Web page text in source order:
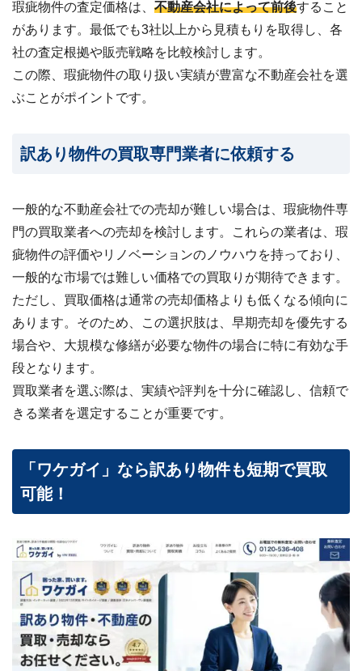
瑕疵物件の査定価格は、 不動産会社によって前後すること
があります。最低でも3社以上から見積もりを取得し、各
社の査定根拠や販売戦略を比較検討します。
この際、瑕疵物件の取り扱い実績が豊富な不動産会社を選
ぶことがポイントです。
訳あり物件の買取専門業者に依頼する
一般的な不動産会社での売却が難しい場合は、瑕疵物件専
門の買取業者への売却を検討します。これらの業者は、瑕
疵物件の評価やリノベーションのノウハウを持っており、
一般的な市場では難しい価格での買取りが期待できます。
ただし、買取価格は通常の売却価格よりも低くなる傾向に
あります。そのため、この選択肢は、早期売却を優先する
場合や、大規模な修繕が必要な物件の場合に特に有効な手
段となります。
買取業者を選ぶ際は、実績や評判を十分に確認し、信頼で
きる業者を選定することが重要です。
「ワケガイ」なら訳あり物件も短期で買取
可能！